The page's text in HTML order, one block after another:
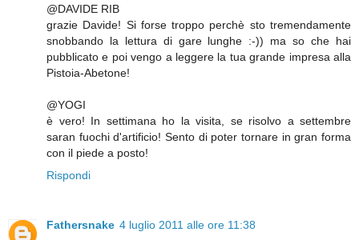
@DAVIDE RIB
grazie Davide! Si forse troppo perchè sto tremendamente
snobbando la lettura di gare lunghe :-)) ma so che hai
pubblicato e poi vengo a leggere la tua grande impresa alla
Pistoia-Abetone!
@YOGI
è vero! In settimana ho la visita, se risolvo a settembre
saran fuochi d'artificio! Sento di poter tornare in gran forma
con il piede a posto!
Rispondi
Fathersnake 4 luglio 2011 alle ore 11:38